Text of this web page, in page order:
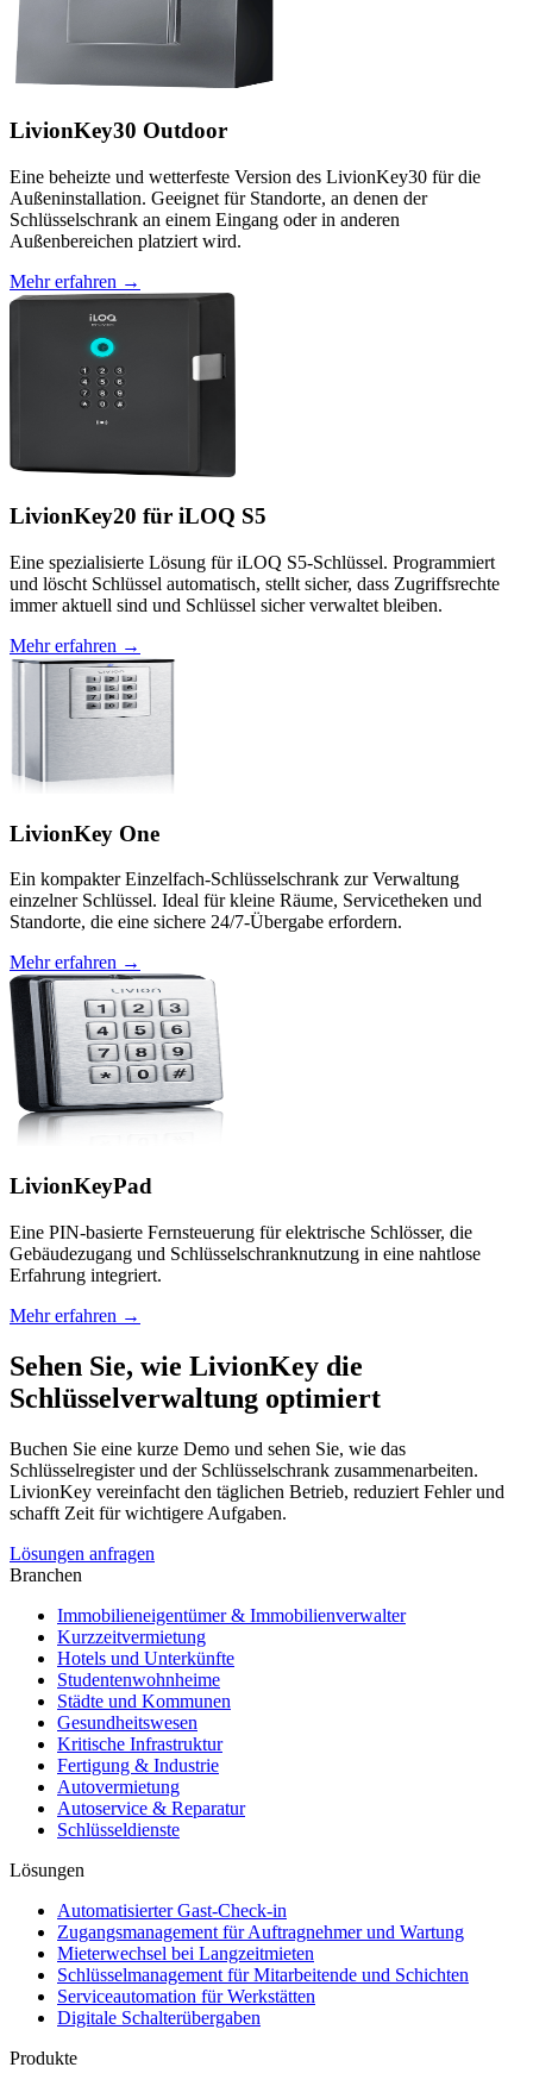
LivionKey30 Outdoor
Eine beheizte und wetterfeste Version des LivionKey30 für die
Außeninstallation. Geeignet für Standorte, an denen der
Schlüsselschrank an einem Eingang oder in anderen
Außenbereichen platziert wird.
Mehr erfahren →
LivionKey20 für iLOQ S5
Eine spezialisierte Lösung für iLOQ S5-Schlüssel. Programmiert
und löscht Schlüssel automatisch, stellt sicher, dass Zugriffsrechte
immer aktuell sind und Schlüssel sicher verwaltet bleiben.
Mehr erfahren →
LivionKey One
Ein kompakter Einzelfach-Schlüsselschrank zur Verwaltung
einzelner Schlüssel. Ideal für kleine Räume, Servicetheken und
Standorte, die eine sichere 24/7-Übergabe erfordern.
Mehr erfahren →
LivionKeyPad
Eine PIN-basierte Fernsteuerung für elektrische Schlösser, die
Gebäudezugang und Schlüsselschranknutzung in eine nahtlose
Erfahrung integriert.
Mehr erfahren →
Sehen Sie, wie LivionKey die
Schlüsselverwaltung optimiert
Buchen Sie eine kurze Demo und sehen Sie, wie das
Schlüsselregister und der Schlüsselschrank zusammenarbeiten.
LivionKey vereinfacht den täglichen Betrieb, reduziert Fehler und
schafft Zeit für wichtigere Aufgaben.
Lösungen anfragen
Branchen
Immobilieneigentümer & Immobilienverwalter
Kurzzeitvermietung
Hotels und Unterkünfte
Studentenwohnheime
Städte und Kommunen
Gesundheitswesen
Kritische Infrastruktur
Fertigung & Industrie
Autovermietung
Autoservice & Reparatur
Schlüsseldienste
Lösungen
Automatisierter Gast-Check-in
Zugangsmanagement für Auftragnehmer und Wartung
Mieterwechsel bei Langzeitmieten
Schlüsselmanagement für Mitarbeitende und Schichten
Serviceautomation für Werkstätten
Digitale Schalterübergaben
Produkte